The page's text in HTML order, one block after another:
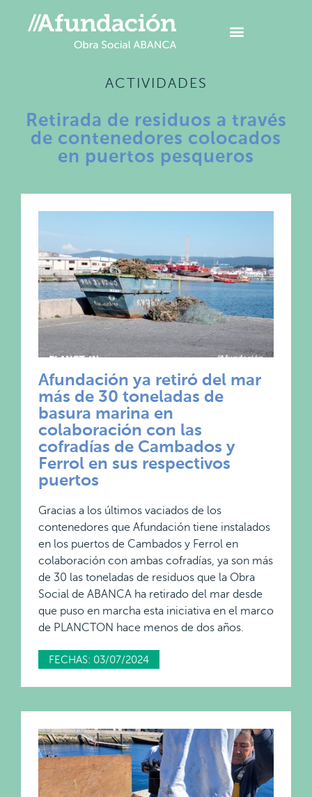
ACTIVIDADES
Retirada de residuos a través
de contenedores colocados
en puertos pesqueros
Afundación ya retiró del mar
más de 30 toneladas de
basura marina en
colaboración con las
cofradías de Cambados y
Ferrol en sus respectivos
puertos
Gracias a los últimos vaciados de los
contenedores que Afundación tiene instalados
en los puertos de Cambados y Ferrol en
colaboración con ambas cofradías, ya son más
de 30 las toneladas de residuos que la Obra
Social de ABANCA ha retirado del mar desde
que puso en marcha esta iniciativa en el marco
de PLANCTON hace menos de dos años.
FECHAS: 03/07/2024